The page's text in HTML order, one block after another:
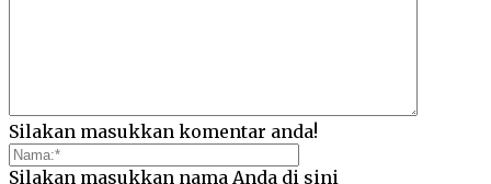
Silakan masukkan komentar anda!
Silakan masukkan nama Anda di sini